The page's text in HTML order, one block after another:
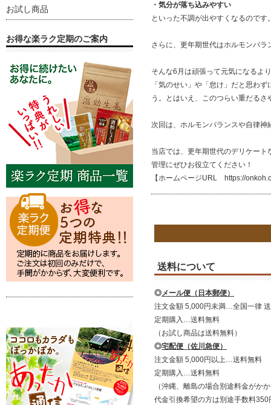
・気分が落ち込みやすい
といった不調が出やすくなるのです
さらに、更年期世代はホルモンバ
そんな6 月は頑張って元気になるよ
「気のせい」や「怠け」だと思わ
う。とはいえ、このつらい重だる
次回は、ホルモンバランスや自律
当店では、更年期世代のデリケー
管理にぜひお役立てください！
【ホームページURL
https://
送料について
◎メール便（日本郵便）
注文金額 5,000円未満…全国一律
定期購入…送料無料
（お試し商品は送料無料）
◎宅配便（佐川急便）
注文金額 5,000円以上…送料無料
定期購入…送料無料
（沖縄、離島の場合別途料金がか
代金引換希望の方は別途手数料
お試し商品
お得な楽ラク定期のご案内